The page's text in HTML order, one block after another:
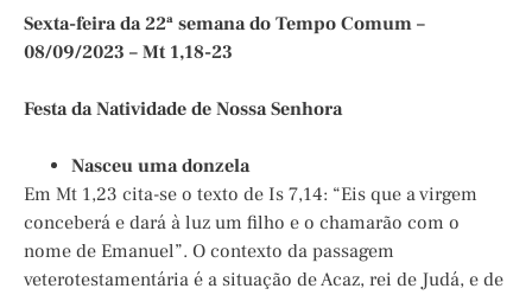
Sexta-feira da 22ª semana do Tempo Comum –
08/09/2023 – Mt 1,18-23
Festa da Natividade de Nossa Senhora
Nasceu uma donzela
Em Mt 1,23 cita-se o texto de Is 7,14: “Eis que a virgem
conceberá e dará à luz um filho e o chamarão com o
nome de Emanuel”. O contexto da passagem
veterotestamentária é a situação de Acaz, rei de Judá, e de